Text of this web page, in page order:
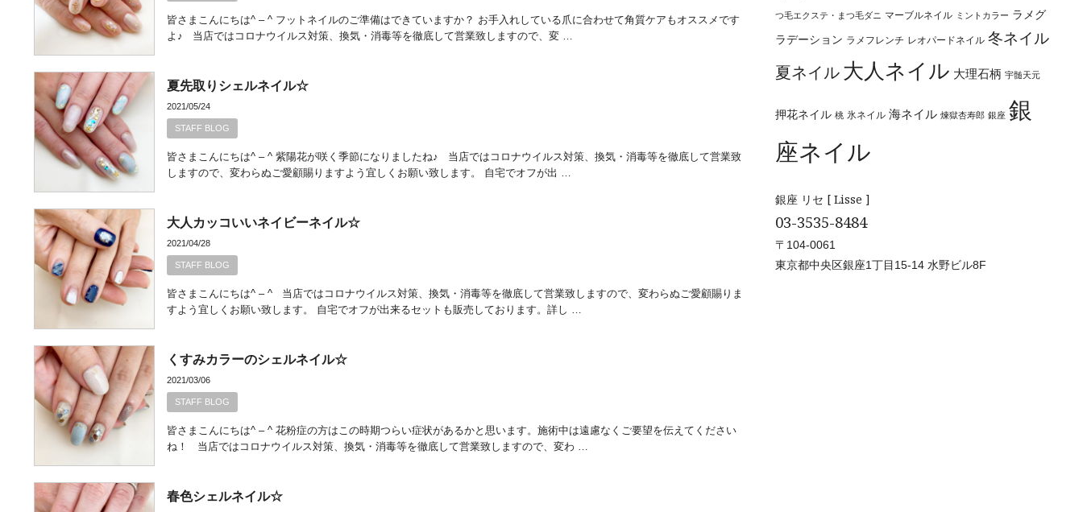
皆さまこんにちは^ – ^ フットネイルのご準備はできていますか？ お手入れしている爪に合わせて角質ケアもオススメです
よ♪ 当店ではコロナウイルス対策、換気・消毒等を徹底して営業致しますので、変 …
夏先取りシェルネイル☆
2021/05/24
STAFF BLOG
皆さまこんにちは^ – ^ 紫陽花が咲く季節になりましたね♪ 当店ではコロナウイルス対策、換気・消毒等を徹底して営業致
しますので、変わらぬご愛顧賜りますよう宜しくお願い致します。 自宅でオフが出 …
大人カッコいいネイビーネイル☆
2021/04/28
STAFF BLOG
皆さまこんにちは^ – ^ 当店ではコロナウイルス対策、換気・消毒等を徹底して営業致しますので、変わらぬご愛顧賜りま
すよう宜しくお願い致します。 自宅でオフが出来るセットも販売しております。詳し …
くすみカラーのシェルネイル☆
2021/03/06
STAFF BLOG
皆さまこんにちは^ – ^ 花粉症の方はこの時期つらい症状があるかと思います。施術中は遠慮なくご要望を伝えてください
ね！ 当店ではコロナウイルス対策、換気・消毒等を徹底して営業致しますので、変わ …
春色シェルネイル☆
つ毛エクステ・まつ毛ダニ マーブルネイル ミントカラー ラメグ
ラデーション ラメフレンチ レオパードネイル 冬ネイル
夏ネイル 大人ネイル 大理石柄 宇髄天元
押花ネイル 桃 氷ネイル 海ネイル 煉獄杏寿郎 銀座 銀
座ネイル
銀座 リセ [ Lisse ]
03-3535-8484
〒104-0061
東京都中央区銀座1丁目15-14 水野ビル8F